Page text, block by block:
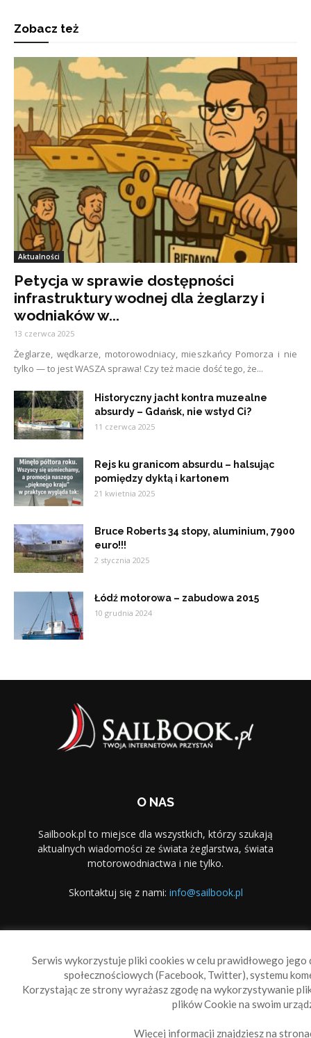
Zobacz też
Aktualności
Petycja w sprawie dostępności
infrastruktury wodnej dla żeglarzy i
wodniaków w...
13 czerwca 2025
Żeglarze, wędkarze, motorowodniacy, mieszkańcy Pomorza i nie
tylko — to jest WASZA sprawa! Czy też macie dość tego, że...
Historyczny jacht kontra muzealne
absurdy – Gdańsk, nie wstyd Ci?
11 czerwca 2025
Rejs ku granicom absurdu – halsując
pomiędzy dyktą i kartonem
21 kwietnia 2025
Bruce Roberts 34 stopy, aluminium, 7900
euro!!!
2 stycznia 2025
Łódź motorowa – zabudowa 2015
10 grudnia 2024
O NAS
Sailbook.pl to miejsce dla wszystkich, którzy szukają
aktualnych wiadomości ze świata żeglarstwa, świata
motorowodniactwa i nie tylko.
Skontaktuj się z nami: info@sailbook.pl
Serwis wykorzystuje pliki cookies w celu prawidłowego
społecznościowych (Facebook, Twitter), systemu
Korzystając ze strony wyrażasz zgodę na wykorzystywanie
plików Cookie na swoim
Więcej informacji znajdziesz na